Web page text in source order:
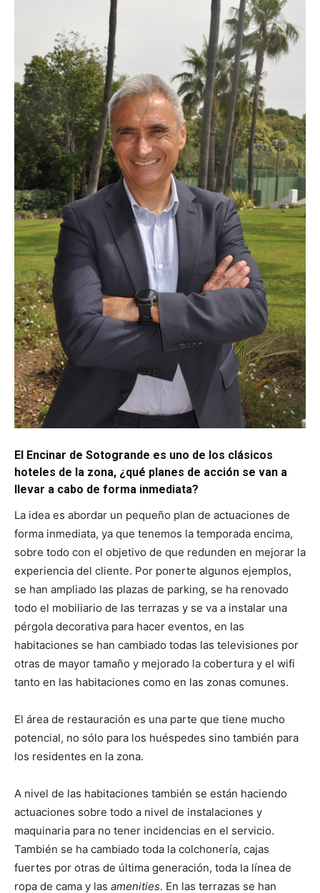
El Encinar de Sotogrande es uno de los clásicos
hoteles de la zona, ¿qué planes de acción se van a
llevar a cabo de forma inmediata?
La idea es abordar un pequeño plan de actuaciones de
forma inmediata, ya que tenemos la temporada encima,
sobre todo con el objetivo de que redunden en mejorar la
experiencia del cliente. Por ponerte algunos ejemplos,
se han ampliado las plazas de parking, se ha renovado
todo el mobiliario de las terrazas y se va a instalar una
pérgola decorativa para hacer eventos, en las
habitaciones se han cambiado todas las televisiones por
otras de mayor tamaño y mejorado la cobertura y el wifi
tanto en las habitaciones como en las zonas comunes.
El área de restauración es una parte que tiene mucho
potencial, no sólo para los huéspedes sino también para
los residentes en la zona.
A nivel de las habitaciones también se están haciendo
actuaciones sobre todo a nivel de instalaciones y
maquinaria para no tener incidencias en el servicio.
También se ha cambiado toda la colchonería, cajas
fuertes por otras de última generación, toda la línea de
ropa de cama y las amenities. En las terrazas se han